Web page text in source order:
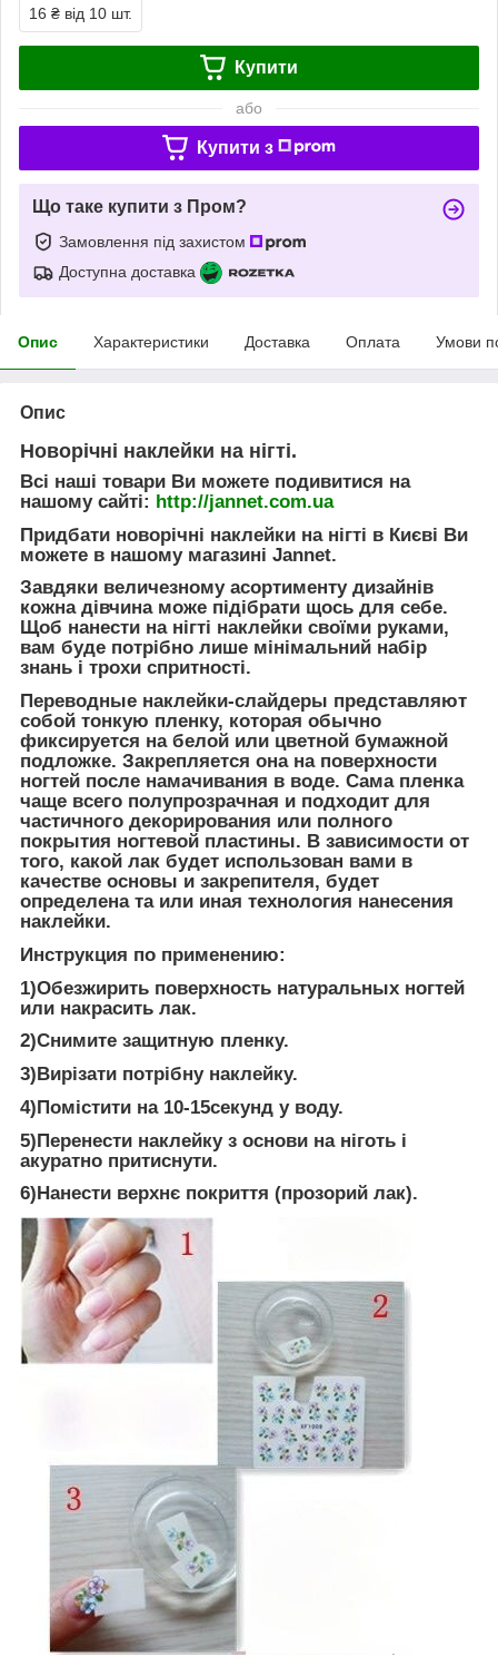
16 ₴ від 10 шт.
Купити
або
Купити з
Що таке купити з Пром?
Замовлення під захистом
Доступна доставка
Опис Характеристики Доставка Оплата Умови
Опис
Новорічні наклейки на нігті.
Всі наші товари Ви можете подивитися на
нашому сайті: http://jannet.com.ua
Придбати новорічні наклейки на нігті в Києві Ви
можете в нашому магазині Jannet.
Завдяки величезному асортименту дизайнів
кожна дівчина може підібрати щось для себе.
Щоб нанести на нігті наклейки своїми руками,
вам буде потрібно лише мінімальний набір
знань і трохи спритності.
Переводные наклейки-слайдеры представляют
собой тонкую пленку, которая обычно
фиксируется на белой или цветной бумажной
подложке. Закрепляется она на поверхности
ногтей после намачивания в воде. Сама пленка
чаще всего полупрозрачная и подходит для
частичного декорирования или полного
покрытия ногтевой пластины. В зависимости от
того, какой лак будет использован вами в
качестве основы и закрепителя, будет
определена та или иная технология нанесения
наклейки.
Инструкция по применению:
1)Обезжирить поверхность натуральных ногтей
или накрасить лак.
2)Снимите защитную пленку.
3)Вирізати потрібну наклейку.
4)Помістити на 10-15секунд у воду.
5)Перенести наклейку з основи на ніготь і
акуратно притиснути.
6) Нанести верхнє покриття (прозорий лак).